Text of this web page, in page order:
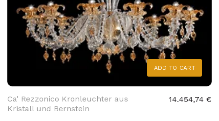
ADD TO CART
Ca' Rezzonico Kronleuchter aus
Kristall und Bernstein
14.454,74 €